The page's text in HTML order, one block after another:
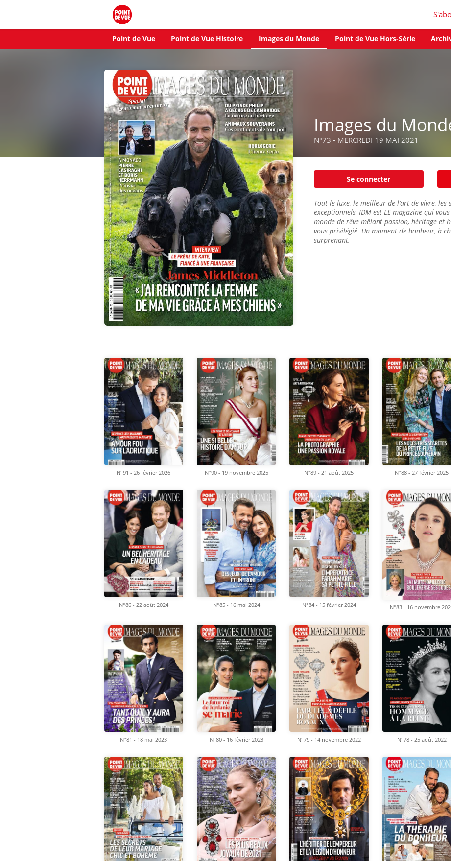
Point de Vue Point de Vue Histoire Images du Monde Point de Vue Hors-Série
Images du
N°73 - MERCREDI 19 MAI 2021
Se connecter
Tout le luxe, le meilleur de l’art de vivre, les
exceptionnels, IDM est LE magazine qui
monde de rêve mêlant passion, héritage et
vous privilégié. Un moment de bonheur, à
surprenant.
N°91 - 26 février 2026 N°90 - 19 novembre 2025 N°89 - 21 août 2025 N°88 - 27 février 2025
N°86 - 22 août 2024 N°85 - 16 mai 2024 N°84 - 15 février 2024 N°83 - 16 novembre
N°81 - 18 mai 2023 N°80 - 16 février 2023 N°79 - 14 novembre 2022 N°78 - 25 août 2022